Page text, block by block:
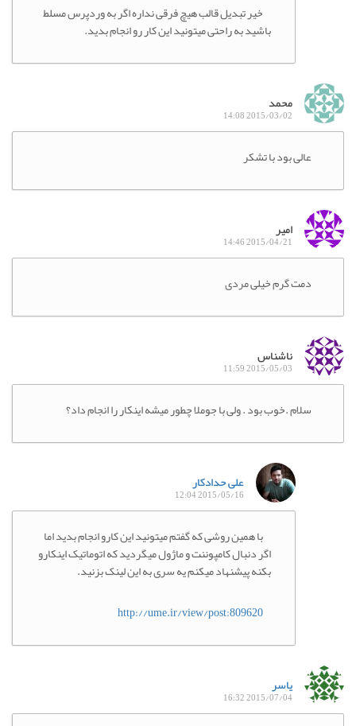
خیر تبدیل قالب هیچ فرقی نداره اگر به وردپرس مسلط
باشید به راحتی میتونید این کار رو انجام بدید.
محمد
2015/03/02 14:08
عالی بود با تشکر
امیر
2015/04/21 14:46
دمت گرم خیلی مردی
ناشناس
2015/05/03 11:59
سلام .خوب بود . ولی با جوملا چطور میشه اینکار را انجام داد؟
علی حدادکار
2015/05/16 12:04
با همین روشی که گفتم میتونید این کارو انجام بدید اما
اگر دنبال کامپوننت و ماژول میگردید که اتوماتیک اینکارو
بکنه پیشنهاد میکنم یه سری به این لینک بزنید.
http://ume.ir/view/post:809620
یاسر
2015/07/04 16:32